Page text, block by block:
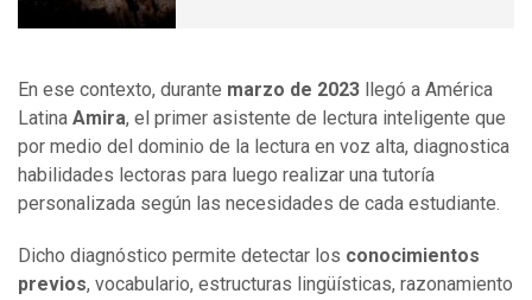
En ese contexto, durante marzo de 2023
llegó a América
Latina Amira, el primer asistente de lectura inteligente que
por medio del dominio de la lectura en voz alta, diagnostica
habilidades lectoras para luego realizar una tutoría
personalizada según las necesidades de cada estudiante.
Dicho diagnóstico permite detectar los conocimientos
previos, vocabulario, estructuras lingüísticas, razonamiento